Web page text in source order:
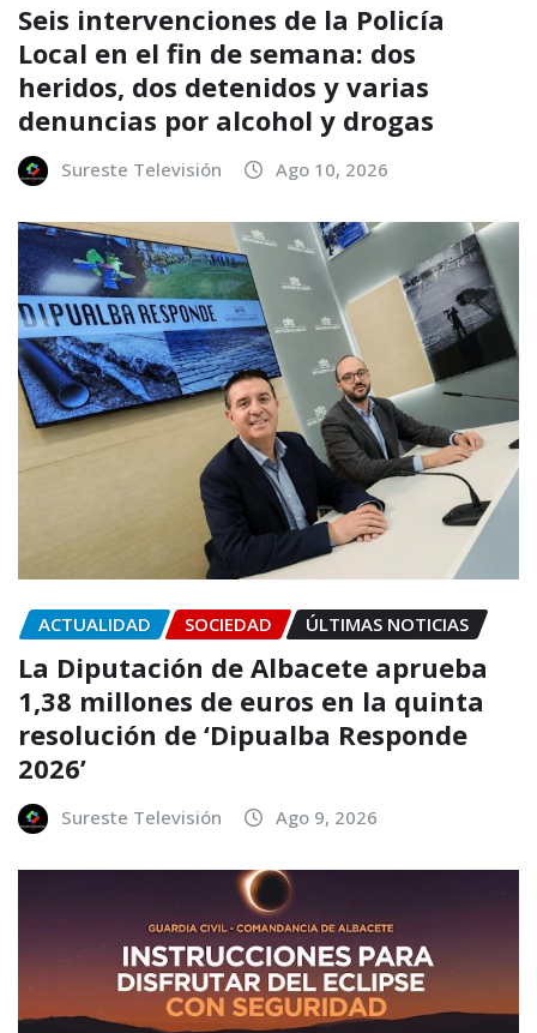
Seis intervenciones de la Policía
Local en el fin de semana: dos
heridos, dos detenidos y varias
denuncias por alcohol y drogas
Sureste Televisión Ago 10, 2026
ACTUALIDAD SOCIEDAD ÚLTIMAS NOTICIAS
La Diputación de Albacete aprueba
1,38 millones de euros en la quinta
resolución de ‘Dipualba Responde
2026’
Sureste Televisión Ago 9, 2026